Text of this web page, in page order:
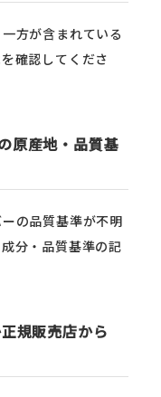
方が含まれている
確認してくださ
原産地・品質基
の品質基準が不明
分・品質基準の記
規販売店から